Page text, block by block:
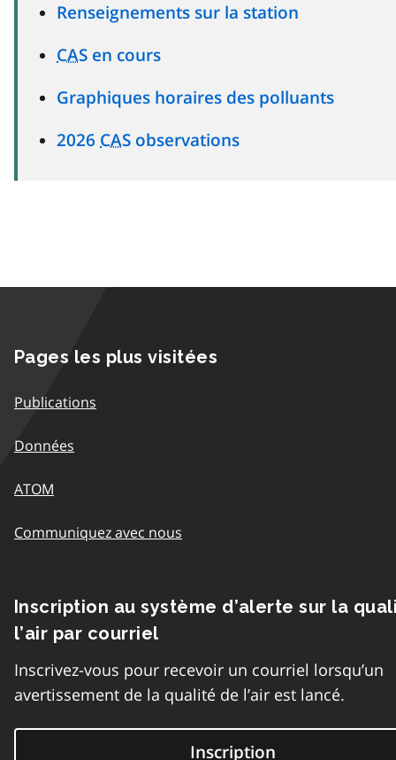
Renseignements sur la station
CAS en cours
Graphiques horaires des polluants
2026 CAS observations
Pages les plus visitées
Publications
Données
ATOM
Communiquez avec nous
Inscription au système d’alerte sur la
l’air par courriel
Inscrivez-vous pour recevoir un courriel lorsqu’un
avertissement de la qualité de l’air est lancé.
Inscription